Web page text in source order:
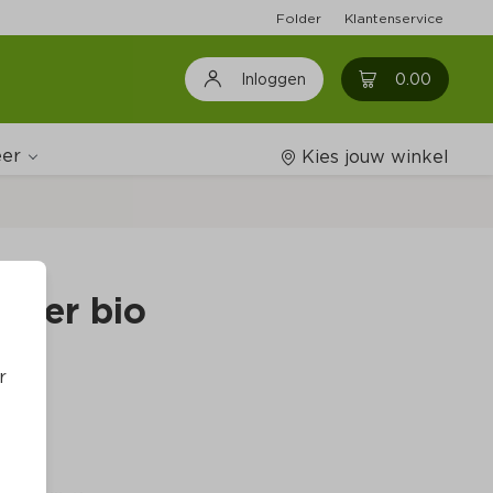
Folder Klantenservice
Inloggen 0.00 0
Kies jouw winkel
bio